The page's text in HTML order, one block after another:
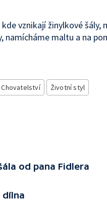
vznikají žinylkové šály,
namícháme maltu a na
Chovatelství Životní styl
od pana Fidlera
dílna